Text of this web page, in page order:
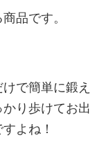
品です。
で簡単に鍛え
り歩けてお出
よね！